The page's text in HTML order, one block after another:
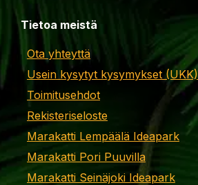
Tietoa meistä
Ota yhteyttä
Usein kysytyt kysymykset (UKK)
Toimitusehdot
Rekisteriseloste
Marakatti Lempäälä Ideapark
Marakatti Pori Puuvilla
Marakatti Seinäjoki Ideapark